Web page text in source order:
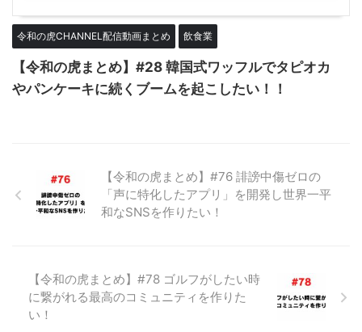
令和の虎CHANNEL配信動画まとめ 飲食業
【令和の虎まとめ】#28 韓国式ワッフルでタピオカ
やパンケーキに続くブームを起こしたい！！
【令和の虎まとめ】#76 誹謗中傷ゼロの
「声に特化したアプリ」を開発し世界一平
和なSNSを作りたい！
【令和の虎まとめ】#78 ゴルフがしたい時
に繋がれる最高のコミュニティを作りた
い！